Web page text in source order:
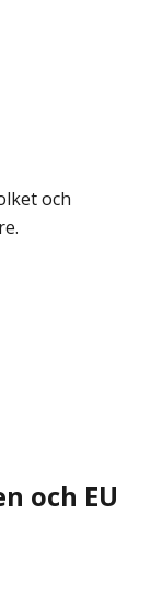
och
och EU